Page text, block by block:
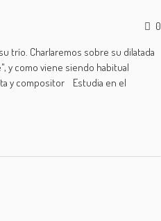
0
trío. Charlaremos sobre su dilatada
y como viene siendo habitual
y compositor Estudia en el